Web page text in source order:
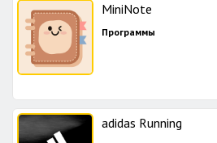
MiniNote
Программы
adidas Running